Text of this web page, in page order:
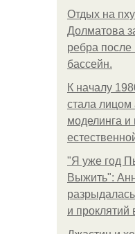
Отдых на
Долматова
ребра после
бассейн.
К началу
стала лицом
моделинга
"Я уже год
Выжить":
и проклятий